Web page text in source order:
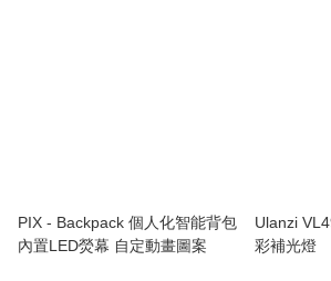
PIX - Backpack 個人化智能背包
內置LED熒幕 自定動畫圖案
Ulanzi
彩補光燈